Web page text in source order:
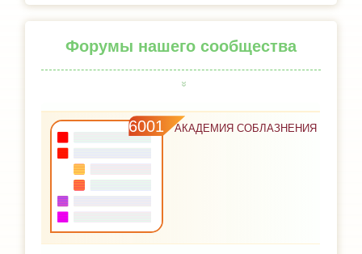
Форумы нашего сообщества
6001 АКАДЕМИЯ СОБЛАЗНЕНИЯ